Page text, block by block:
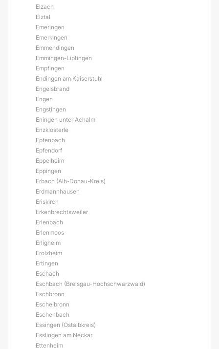
Elzach
Elztal
Emeringen
Emerkingen
Emmendingen
Emmingen-Liptingen
Empfingen
Endingen am Kaiserstuhl
Engelsbrand
Engen
Engstingen
Eningen unter Achalm
Enzklösterle
Epfenbach
Epfendorf
Eppelheim
Eppingen
Erbach (Alb-Donau-Kreis)
Erdmannhausen
Eriskirch
Erkenbrechtsweiler
Erlenbach
Erlenmoos
Erligheim
Erolzheim
Ertingen
Eschach
Eschbach (Breisgau-Hochschwarzwald)
Eschbronn
Eschelbronn
Eschenbach
Essingen (Ostalbkreis)
Esslingen am Neckar
Ettenheim